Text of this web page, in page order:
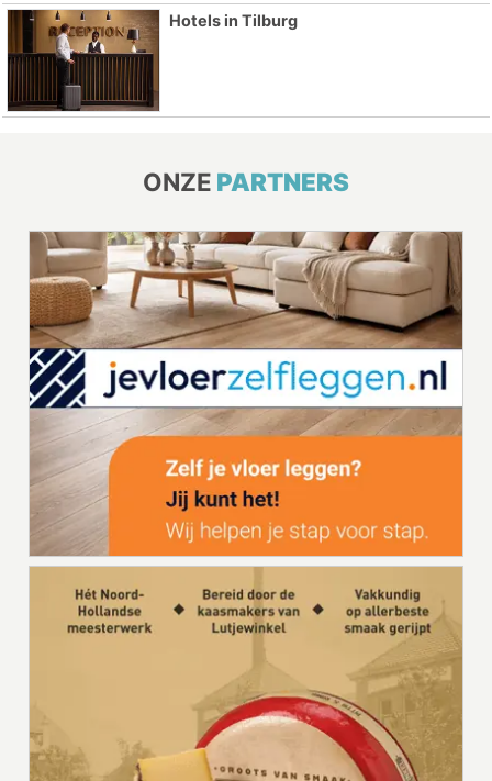
Hotels in Tilburg
ONZE PARTNERS